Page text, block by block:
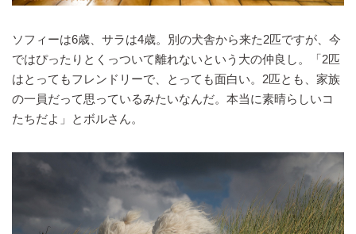
ソフィーは6歳、サラは4歳。別の犬舎から来た2匹ですが、今
ではぴったりとくっついて離れないという大の仲良し。「2匹
はとってもフレンドリーで、とっても面白い。2匹とも、家族
の一員だって思っているみたいなんだ。本当に素晴らしいコ
たちだよ」とボルさん。